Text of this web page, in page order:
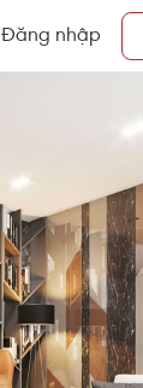
Đăng nhập